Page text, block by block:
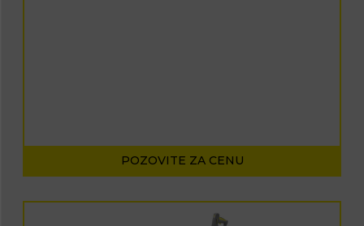
POZOVITE ZA CENU